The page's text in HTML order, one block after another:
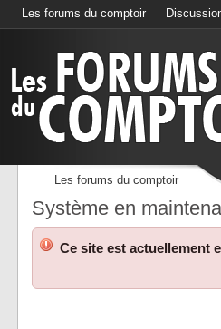
Les forums du comptoir
Les forums du comptoir
Système en
Ce site est actuellement